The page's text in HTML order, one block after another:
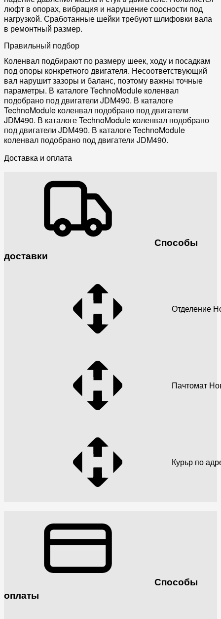
люфт в опорах, вибрация и нарушение соосности под
нагрузкой. Сработанные шейки требуют шлифовки вала
в ремонтный размер.
Правильный подбор
Коленвал подбирают по размеру шеек, ходу и посадкам
под опоры конкретного двигателя. Несоответствующий
вал нарушит зазоры и баланс, поэтому важны точные
параметры. В каталоге TechnoModule коленвал
подобрано под двигатели JDM490. В каталоге
TechnoModule коленвал подобрано под двигатели
JDM490. В каталоге TechnoModule коленвал подобрано
под двигатели JDM490. В каталоге TechnoModule
коленвал подобрано под двигатели JDM490.
Доставка и оплата
Способы
доставки
Отделение
Пачтомат
Курьр по
Способы
оплаты